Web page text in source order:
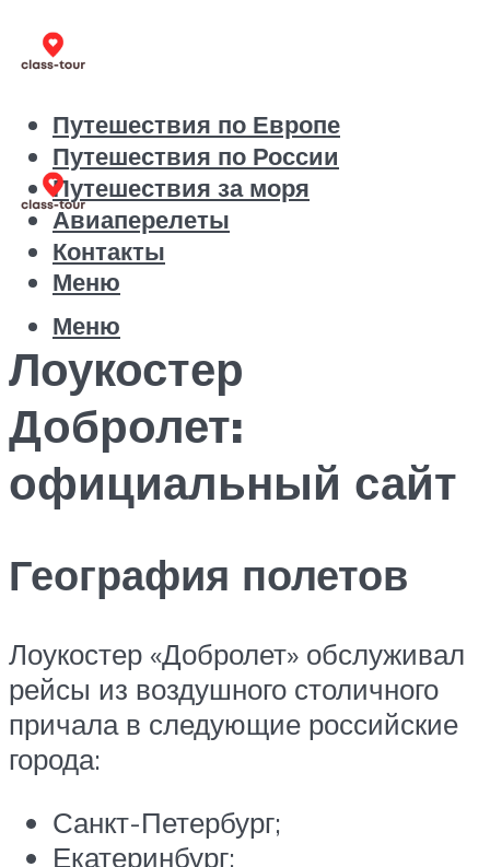
Путешествия по Европе
Путешествия по России
Путешествия за моря
Авиаперелеты
Контакты
Меню
Меню
Лоукостер
Добролет:
официальный сайт
География полетов
Лоукостер «Добролет» обслуживал
рейсы из воздушного столичного
причала в следующие российские
города:
Санкт-Петербург;
Екатеринбург;